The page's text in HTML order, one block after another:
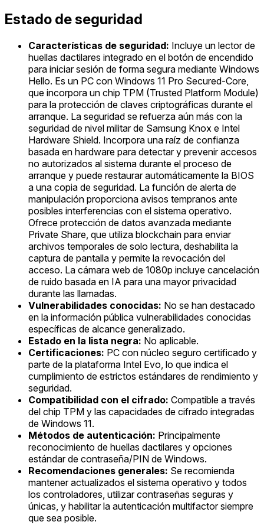
Estado de seguridad
Características de seguridad: Incluye un lector de
huellas dactilares integrado en el botón de encendido
para iniciar sesión de forma segura mediante Windows
Hello. Es un PC con Windows 11 Pro Secured-Core,
que incorpora un chip TPM (Trusted Platform Module)
para la protección de claves criptográficas durante el
arranque. La seguridad se refuerza aún más con la
seguridad de nivel militar de Samsung Knox e Intel
Hardware Shield. Incorpora una raíz de confianza
basada en hardware para detectar y prevenir accesos
no autorizados al sistema durante el proceso de
arranque y puede restaurar automáticamente la BIOS
a una copia de seguridad. La función de alerta de
manipulación proporciona avisos tempranos ante
posibles interferencias con el sistema operativo.
Ofrece protección de datos avanzada mediante
Private Share, que utiliza blockchain para enviar
archivos temporales de solo lectura, deshabilita la
captura de pantalla y permite la revocación del
acceso. La cámara web de 1080p incluye cancelación
de ruido basada en IA para una mayor privacidad
durante las llamadas.
Vulnerabilidades conocidas: No se han destacado
en la información pública vulnerabilidades conocidas
específicas de alcance generalizado.
Estado en la lista negra: No aplicable.
Certificaciones: PC con núcleo seguro certificado y
parte de la plataforma Intel Evo, lo que indica el
cumplimiento de estrictos estándares de rendimiento y
seguridad.
Compatibilidad con el cifrado: Compatible a través
del chip TPM y las capacidades de cifrado integradas
de Windows 11.
Métodos de autenticación: Principalmente
reconocimiento de huellas dactilares y opciones
estándar de contraseña/PIN de Windows.
Recomendaciones generales: Se recomienda
mantener actualizados el sistema operativo y todos
los controladores, utilizar contraseñas seguras y
únicas, y habilitar la autenticación multifactor siempre
que sea posible.